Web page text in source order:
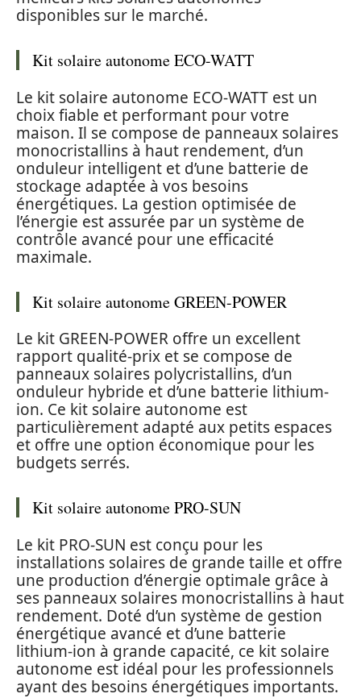
disponibles sur le marché.
Kit solaire autonome ECO-WATT
Le kit solaire autonome ECO-WATT est un
choix fiable et performant pour votre
maison. Il se compose de panneaux solaires
monocristallins à haut rendement, d’un
onduleur intelligent et d’une batterie de
stockage adaptée à vos besoins
énergétiques. La gestion optimisée de
l’énergie est assurée par un système de
contrôle avancé pour une efficacité
maximale.
Kit solaire autonome GREEN-POWER
Le kit GREEN-POWER offre un excellent
rapport qualité-prix et se compose de
panneaux solaires polycristallins, d’un
onduleur hybride et d’une batterie lithium-
ion. Ce kit solaire autonome est
particulièrement adapté aux petits espaces
et offre une option économique pour les
budgets serrés.
Kit solaire autonome PRO-SUN
Le kit PRO-SUN est conçu pour les
installations solaires de grande taille et offre
une production d’énergie optimale grâce à
ses panneaux solaires monocristallins à haut
rendement. Doté d’un système de gestion
énergétique avancé et d’une batterie
lithium-ion à grande capacité, ce kit solaire
autonome est idéal pour les professionnels
ayant des besoins énergétiques importants.